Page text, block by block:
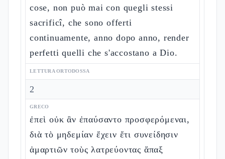
cose, non può mai con quegli stessi
sacrificî, che sono offerti
continuamente, anno dopo anno, render
perfetti quelli che s'accostano a Dio.
LETTURA ORTODOSSA
2
GRECO
ἐπεὶ οὐκ ἂν ἐπαύσαντο προσφερόμεναι,
διὰ τὸ μηδεμίαν ἔχειν ἔτι συνείδησιν
ἁμαρτιῶν τοὺς λατρεύοντας ἅπαξ